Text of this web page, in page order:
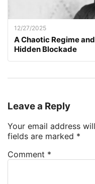
12/27/2025
A Chaotic Regime
Hidden Blockade
Leave a Reply
Your email address
fields are marked *
Comment *